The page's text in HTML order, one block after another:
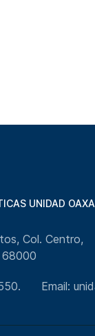
UNIDAD
Col. Centro,
68000
Email: